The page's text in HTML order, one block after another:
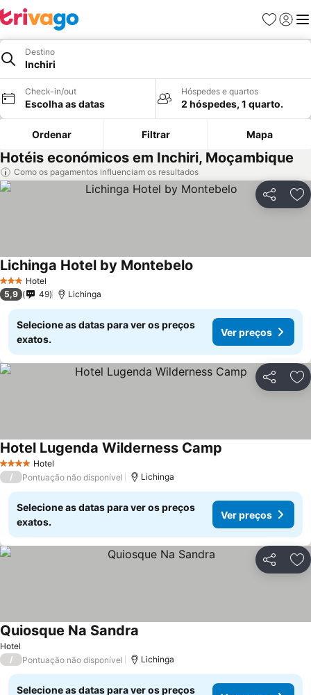
Favoritos
Iniciar
Destino
Inchiri
Check-in/out
Escolha as datas
Hóspedes e quartos
2 hóspedes, 1 quarto.
Ordenar Filtrar Mapa
Hotéis económicos em Inchiri, Moçambique
Como os pagamentos influenciam os resultados
Partilhar
3 EstrelasHotel
Lichinga Hotel by Montebelo
5,9 49 Lichinga
Selecione as datas para ver os preços
exatos.
Ver preços
Partilhar
4 EstrelasHotel
Hotel Lugenda Wilderness Camp
/ Pontuação não disponível Lichinga
Selecione as datas para ver os preços
exatos.
Ver preços
Partilhar
Hotel
Quiosque Na Sandra
/ Pontuação não disponível Lichinga
Selecione as datas para ver os preços